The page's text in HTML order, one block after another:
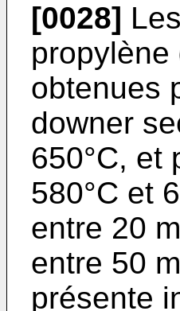
[0028]
obtenues
downer
650°C, et
580°C et
entre 20
entre 50
présente